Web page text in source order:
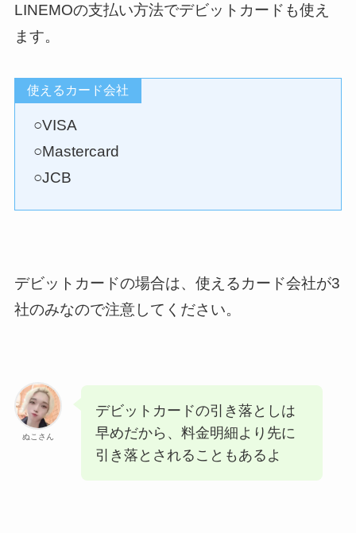
LINEMOの支払い方法でデビットカードも使え
ます。
使えるカード会社
○VISA
○Mastercard
○JCB
デビットカードの場合は、使えるカード会社が3
社のみなので注意してください。
ぬこさん
デビットカードの引き落としは
早めだから、料金明細より先に
引き落とされることもあるよ